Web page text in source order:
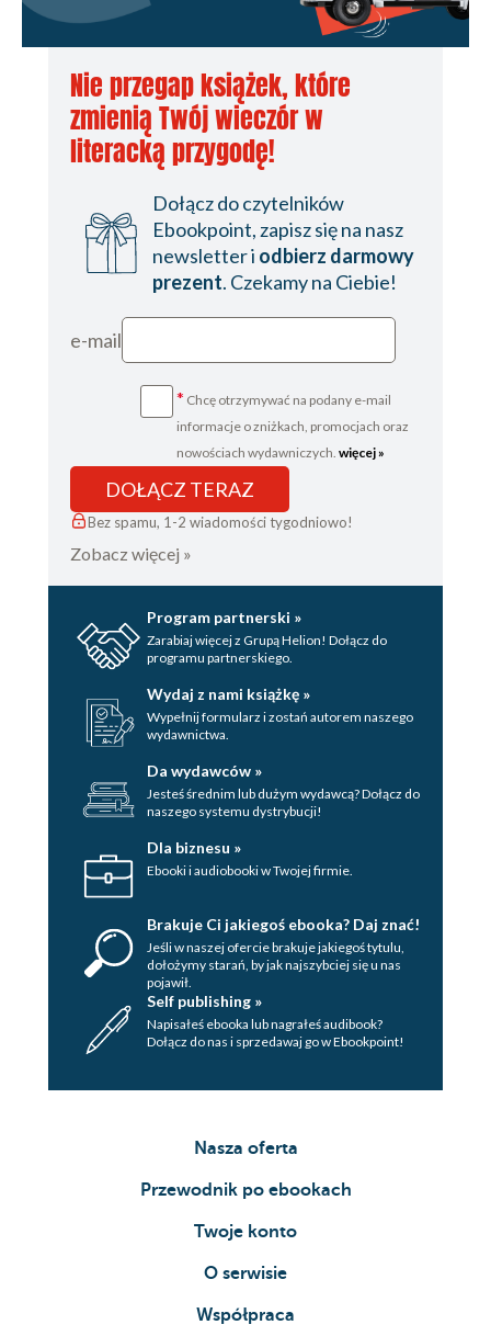
WCZEŚNIEJ
TERAZ
WCZEŚNIEJ
WCZEŚNIEJ
TERAZ
WCZEŚNIEJ
WCZEŚNIEJ
WCZEŚNIEJ
WCZEŚNIEJ
WCZEŚNIEJ
TERAZ
WCZEŚNIEJ
TERAZ
TERAZ
TERAZ
TERAZ
MIESIĄC PÓŹNIEJ
TRZY MIESIĄCE PÓŹNIEJ
Reklama 1
Karta redakcyjna
Nie przegap książek, które
zmienią Twój wieczór w
literacką przygodę!
Dołącz do czytelników
Ebookpoint, zapisz się na nasz
newsletter i odbierz darmowy
prezent. Czekamy na Ciebie!
e-mail
* Chcę otrzymywać na podany e-mail
informacje o zniżkach, promocjach oraz
nowościach wydawniczych. więcej »
DOŁĄCZ TERAZ
Bez spamu, 1-2 wiadomości tygodniowo!
Zobacz więcej »
Program partnerski »
Zarabiaj więcej z Grupą Helion! Dołącz do
programu partnerskiego.
Wydaj z nami książkę »
Wypełnij formularz i zostań autorem naszego
wydawnictwa.
Da wydawców »
Jesteś średnim lub dużym wydawcą? Dołącz do
naszego systemu dystrybucji!
Dla biznesu »
Ebooki i audiobooki w Twojej firmie.
Brakuje Ci jakiegoś ebooka? Daj znać!
Jeśli w naszej ofercie brakuje jakiegoś tytulu,
dołożymy starań, by jak najszybciej się u nas
pojawił.
Self publishing »
Napisałeś ebooka lub nagrałeś audibook?
Dołącz do nas i sprzedawaj go w Ebookpoint!
Nasza oferta
Przewodnik po ebookach
Twoje konto
O serwisie
Współpraca